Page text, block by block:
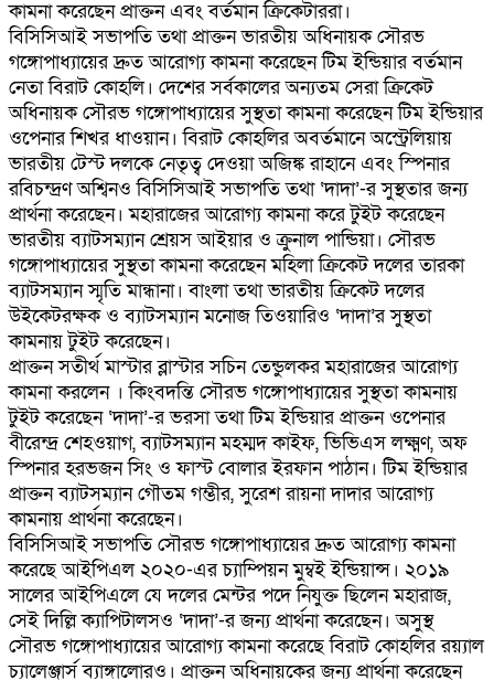
কামনা করেছেন প্রাক্তন এবং বর্তমান ক্রিকেটাররা।
বিসিসিআই সভাপতি তথা প্রাক্তন ভারতীয় অধিনায়ক সৌরভ
গঙ্গোপাধ্যায়ের দ্রুত আরোগ্য কামনা করেছেন টিম ইন্ডিয়ার বর্তমান
নেতা বিরাট কোহলি। দেশের সর্বকালের অন্যতম সেরা ক্রিকেট
অধিনায়ক সৌরভ গঙ্গোপাধ্যায়ের সুস্থতা কামনা করেছেন টিম ইন্ডিয়ার
ওপেনার শিখর ধাওয়ান। বিরাট কোহলির অবর্তমানে অস্ট্রেলিয়ায়
ভারতীয় টেস্ট দলকে নেতৃত্ব দেওয়া অজিঙ্ক রাহানে এবং স্পিনার
রবিচন্দ্রণ অশ্বিনও বিসিসিআই সভাপতি তথা ‘দাদা’-র সুস্থতার জন্য
প্রার্থনা করেছেন। মহারাজের আরোগ্য কামনা করে টুইট করেছেন
ভারতীয় ব্যাটসম্যান শ্রেয়স আইয়ার ও ক্রুনাল পান্ডিয়া। সৌরভ
গঙ্গোপাধ্যায়ের সুস্থতা কামনা করেছেন মহিলা ক্রিকেট দলের তারকা
ব্যাটসম্যান স্মৃতি মান্ধানা। বাংলা তথা ভারতীয় ক্রিকেট দলের
উইকেটরক্ষক ও ব্যাটসম্যান মনোজ তিওয়ারিও ‘দাদা’র সুস্থতা
কামনায় টুইট করেছেন।
প্রাক্তন সতীর্থ মাস্টার ব্লাস্টার সচিন তেন্ডুলকর মহারাজের আরোগ্য
কামনা করলেন । কিংবদন্তি সৌরভ গঙ্গোপাধ্যায়ের সুস্থতা কামনায়
টুইট করেছেন ‘দাদা’-র ভরসা তথা টিম ইন্ডিয়ার প্রাক্তন ওপেনার
বীরেন্দ্র শেহওয়াগ, ব্যাটসম্যান মহম্মদ কাইফ, ভিভিএস লক্ষ্মণ, অফ
স্পিনার হরভজন সিং ও ফাস্ট বোলার ইরফান পাঠান। টিম ইন্ডিয়ার
প্রাক্তন ব্যাটসম্যান গৌতম গম্ভীর, সুরেশ রায়না দাদার আরোগ্য
কামনায় প্রার্থনা করেছেন।
বিসিসিআই সভাপতি সৌরভ গঙ্গোপাধ্যায়ের দ্রুত আরোগ্য কামনা
করেছে আইপিএল ২০২০-এর চ্যাম্পিয়ন মুম্বই ইন্ডিয়ান্স। ২০১৯
সালের আইপিএলে যে দলের মেন্টর পদে নিযুক্ত ছিলেন মহারাজ,
সেই দিল্লি ক্যাপিটালসও ‘দাদা’-র জন্য প্রার্থনা করেছেন। অসুস্থ
সৌরভ গঙ্গোপাধ্যায়ের আরোগ্য কামনা করেছে বিরাট কোহলির রয়্যাল
চ্যালেঞ্জার্স ব্যাঙ্গালোরও। প্রাক্তন অধিনায়কের জন্য প্রার্থনা করেছেন